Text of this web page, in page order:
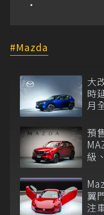
Mazda
大
時
月
預
級
翼
注